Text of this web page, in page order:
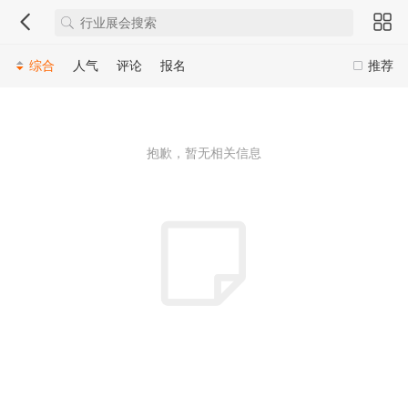
推荐
综合 人气 评论 报名
抱歉，暂无相关信息